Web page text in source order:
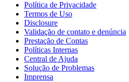
Política de Privacidade
Termos de Uso
Disclosure
Validação de contato e denúncia
Prestação de Contas
Políticas Internas
Central de Ajuda
Solução de Problemas
Imprensa